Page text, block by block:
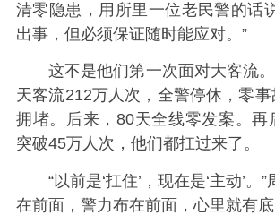
清零隐患，用所里一位老民警的话
出事，但必须保证随时能应对。”
这不是他们第一次面对大客流
天客流212万人次，全警停休，零
拥堵。后来，80天全线零发案。再
突破45万人次，他们都扛过来了。
“以前是‘扛住’，现在是‘主动’。
在前面，警力布在前面，心里就有底